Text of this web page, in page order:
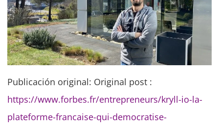
Publicación original: Original post :
https://www.forbes.fr/entrepreneurs/kryll-io-la-
plateforme-francaise-qui-democratise-